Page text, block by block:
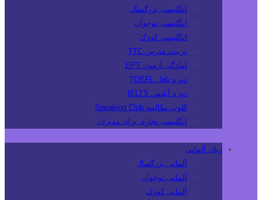
انگلیسی بزرگسال
انگلیسی نوجوان
انگلیسی کودک
تربیت مدرس TTC
آمادگی آزمون EPT
دوره تافل TOEFL
دوره آیلتس IELTS
کلوپ مکالمه Speaking Club
انگلیسی تجاری برای مدیران
زبان آلمانی
آلمانی بزرگسال
آلمانی نوجوان
آلمانی کودک